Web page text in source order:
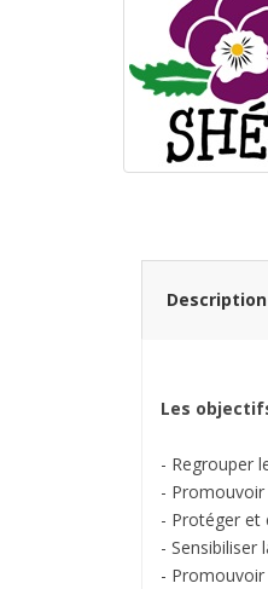
Les
- Regrouper
-
- Protéger et
- Sensibiliser
- Promouvoir